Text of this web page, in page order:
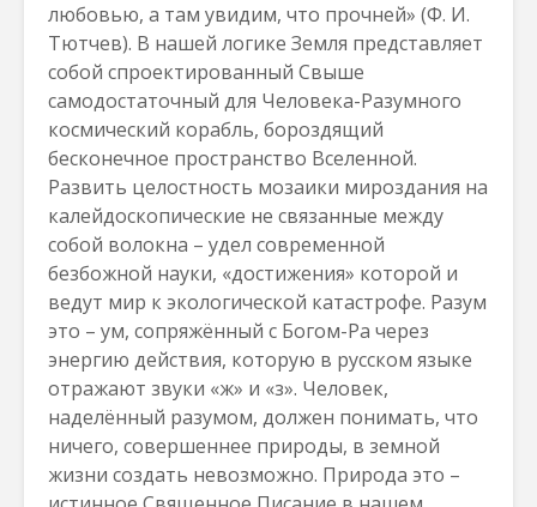
любовью, а там увидим, что прочней» (Ф. И.
Тютчев). В нашей логике Земля представляет
собой спроектированный Свыше
самодостаточный для Человека-Разумного
космический корабль, бороздящий
бесконечное пространство Вселенной.
Развить целостность мозаики мироздания на
калейдоскопические не связанные между
собой волокна – удел современной
безбожной науки, «достижения» которой и
ведут мир к экологической катастрофе. Разум
это – ум, сопряжённый с Богом-Ра через
энергию действия, которую в русском языке
отражают звуки «ж» и «з». Человек,
наделённый разумом, должен понимать, что
ничего, совершеннее природы, в земной
жизни создать невозможно. Природа это –